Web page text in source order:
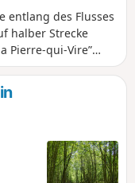
entlang des Flusses
halber Strecke
Pierre-qui-Vire”